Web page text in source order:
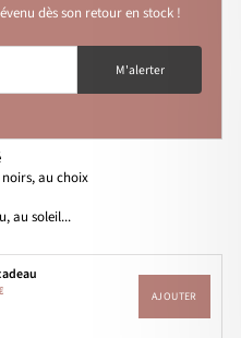
dès son retour en stock !
M'alerter
au choix
au soleil...
AJOUTER